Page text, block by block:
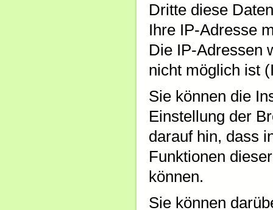
Dritte diese
Ihre IP-Adresse
Die IP-Adressen
nicht möglich ist
Sie können die
Einstellung der
darauf hin, dass
Funktionen
können.
Sie können